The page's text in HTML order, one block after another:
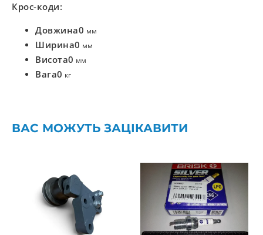
Крос-коди:
Довжина0 мм
Ширина0 мм
Висота0 мм
Вага0 кг
ВАС МОЖУТЬ ЗАЦІКАВИТИ